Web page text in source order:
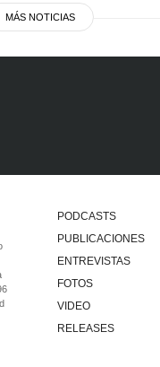
MÁS NOTICIAS
PODCASTS
PUBLICACIONES
ENTREVISTAS
FOTOS
VIDEO
RELEASES